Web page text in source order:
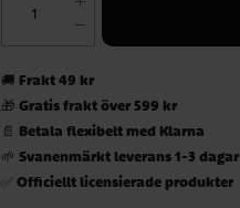
🚚 Frakt 49 kr
🎁Gratis frakt över 599 kr
📄 Betala flexibelt med Klarna
🌱Svanenmärkt leverans 1-3 dagar
✅Officiellt licensierade produkter